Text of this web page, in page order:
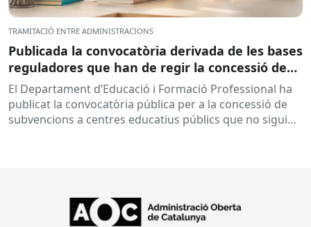
TRAMITACIÓ ENTRE ADMINISTRACIONS
Publicada la convocatòria derivada de les bases
reguladores que han de regir la concessió de
subvencions a centres educatius, per al
desenvolupament de programes de formació i
inserció, durant el curs 2026-2027
El Departament d’Educació i Formació Professional ha
publicat la convocatòria pública per a la concessió de
subvencions a centres educatius públics que no siguin